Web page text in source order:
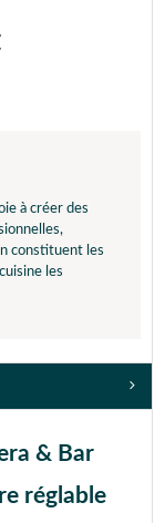
à créer des
constituent les
les
& Bar
réglable